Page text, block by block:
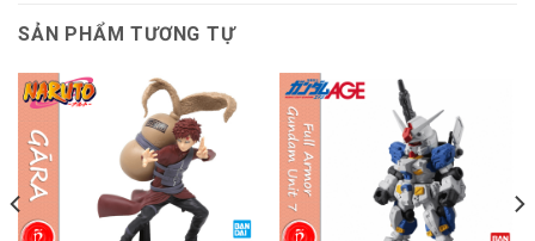
SẢN PHẨM TƯƠNG TỰ